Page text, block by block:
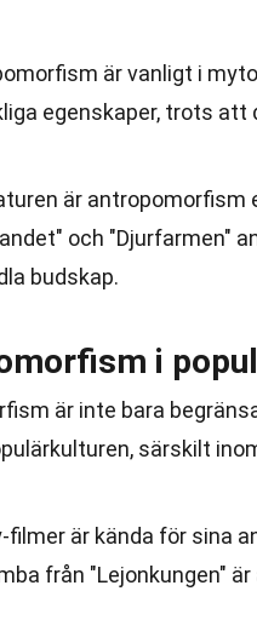
är vanligt i
egenskaper, trots att
är antropomorfism
och "Djurfarmen"
budskap.
i
är inte bara
särskilt
filmer är kända för sina
från "Lejonkungen"